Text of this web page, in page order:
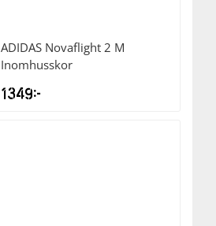
ADIDAS Novaflight 2 M
Inomhusskor
1349kr